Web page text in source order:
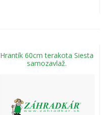
Hrantík 60cm terakota Siesta
samozavlaž.